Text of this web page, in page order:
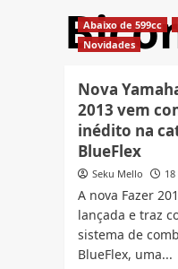
Abaixo de 599cc
Novidades
Nova
2013 vem
inédito na
BlueFlex
Seku Mello
A nova Fazer
lançada e traz
sistema de
BlueFlex, uma...